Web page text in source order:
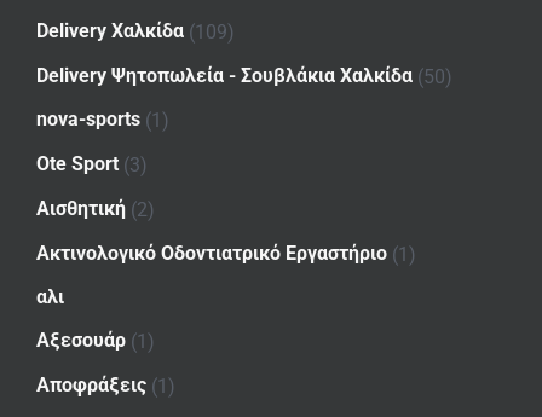
Delivery Χαλκίδα (109)
Delivery Ψητοπωλεία - Σουβλάκια Χαλκίδα (50)
nova-sports (1)
Ote Sport (3)
Αισθητική (2)
Ακτινολογικό Οδοντιατρικό Εργαστήριο (1)
αλι
Αξεσουάρ (1)
Αποφράξεις (1)